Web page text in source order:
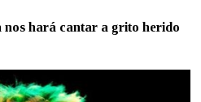
nos hará cantar a grito herido